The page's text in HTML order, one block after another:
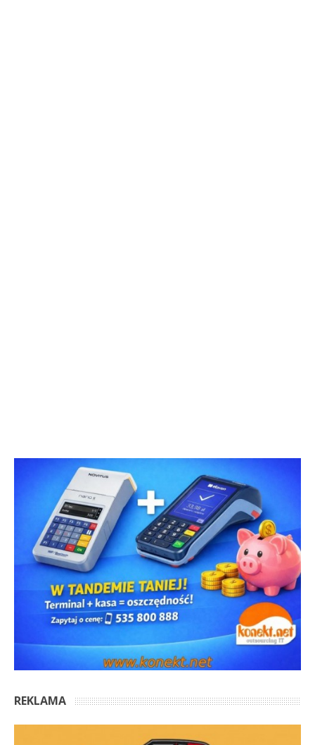
REKLAMA